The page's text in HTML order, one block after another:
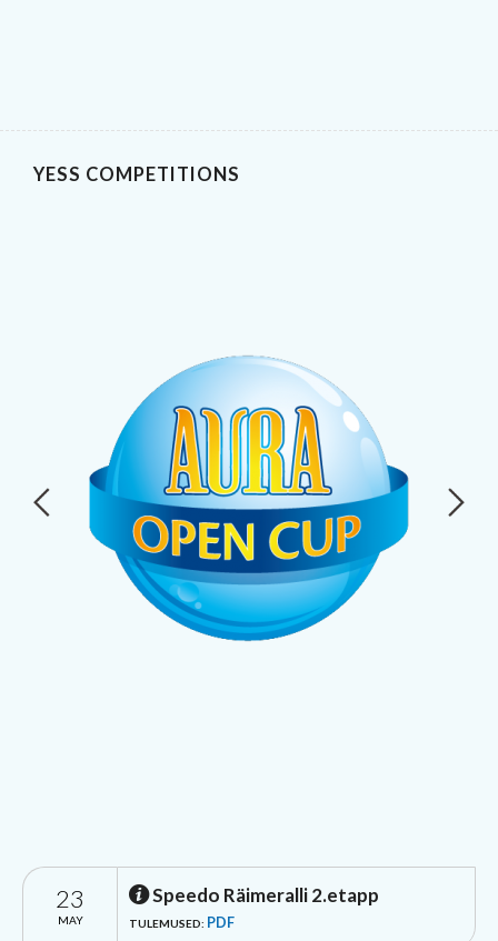
YESS COMPETITIONS
23
MAY
Speedo Räimeralli 2.etapp
TULEMUSED: PDF